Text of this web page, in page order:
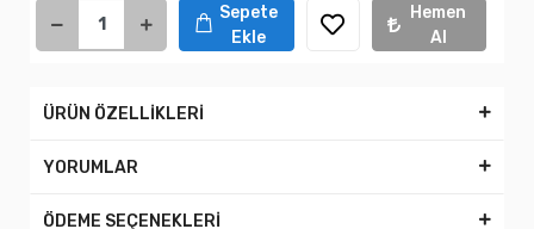
Sepete
Ekle
Hemen
Al
ÜRÜN ÖZELLİKLERİ
YORUMLAR
ÖDEME SEÇENEKLERİ